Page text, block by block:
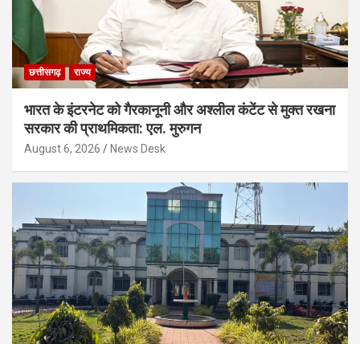
छत्तीसगढ़ राज्य
भारत के इंटरनेट को गैरकानूनी और अश्लील कंटेंट से मुक्त रखना
सरकार की प्राथमिकता: एल. मुरुगन
August 6, 2026 News Desk